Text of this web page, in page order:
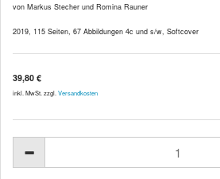
von Markus Stecher und Romina Rauner
2019, 115 Seiten, 67 Abbildungen 4c und s/w, Softcover
39,80 €
inkl. MwSt. zzgl. Versandkosten